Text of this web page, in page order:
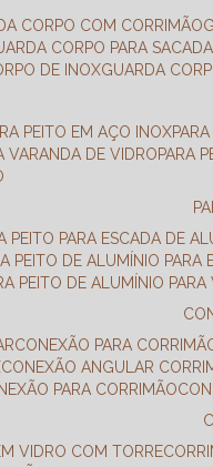
CORPO COM CORRIMÃO
CORPO PARA SACADA
DE INOX GUARDA
PEITO EM AÇO INOX
VARANDA DE VIDRO PARA
PEITO PARA ESCADA DE
PEITO DE ALUMÍNIO PARA
PEITO DE ALUMÍNIO
CONEXÃO PARA
CONEXÃO ANGULAR
PARA CORRIMÃO
VIDRO COM TORRE